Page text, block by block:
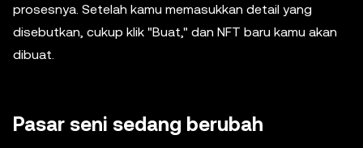
prosesnya. Setelah kamu memasukkan detail yang
disebutkan, cukup klik "Buat," dan NFT baru kamu akan
dibuat.
Pasar seni sedang berubah